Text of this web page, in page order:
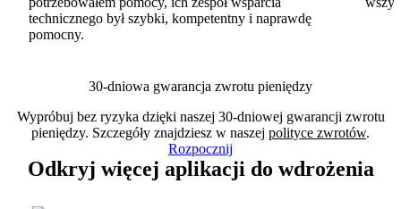
technicznego był szybki, kompetentny i naprawdę
pomocny.
30-dniowa gwarancja zwrotu pieniędzy
Wypróbuj bez ryzyka dzięki naszej 30-dniowej gwarancji zwrotu
pieniędzy. Szczegóły znajdziesz w naszej polityce zwrotów.
Rozpocznij
Odkryj więcej aplikacji do wdrożenia